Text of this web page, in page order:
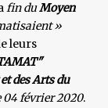
fin duMoyen
»
leurs
des Arts du
04 février 2020.